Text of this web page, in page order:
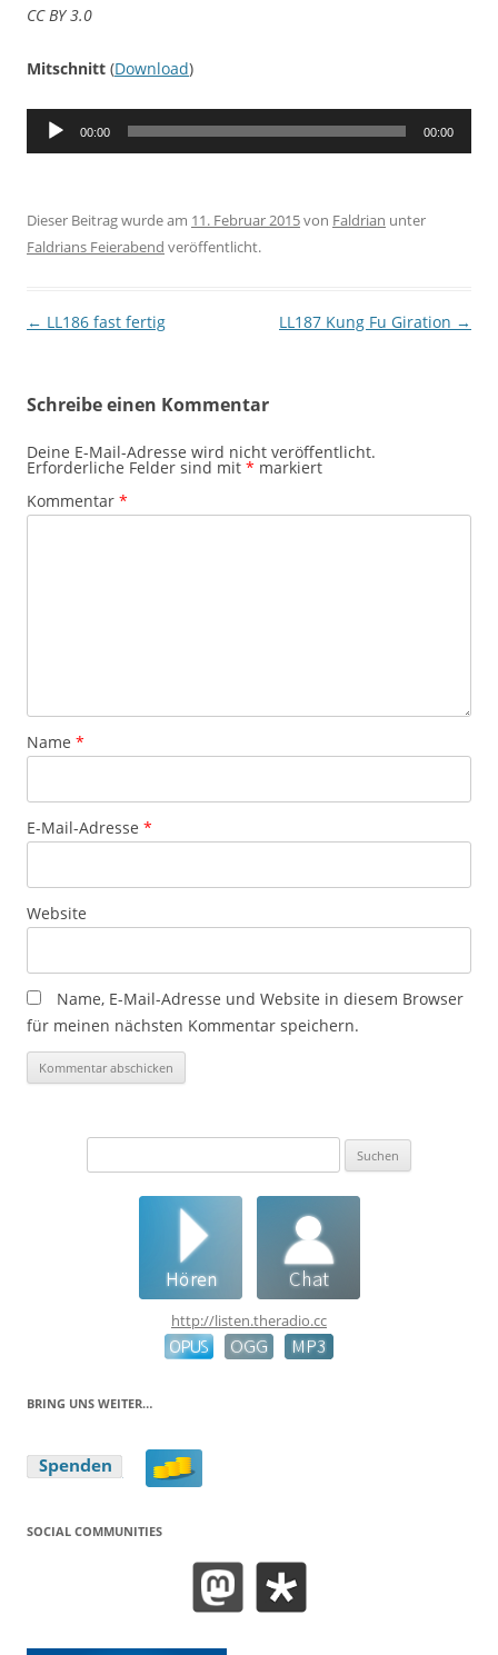
CC BY 3.0
Mitschnitt (Download)
Audio-
00:00 00:00
Dieser Beitrag wurde am 11. Februar 2015von Faldrian unter
Faldrians Feierabend veröffentlicht.
Beitragsnavigation
← LL186 fast fertig LL187 Kung Fu Giration →
Schreibe einen Kommentar
Deine E-Mail-Adresse wird nicht veröffentlicht.
Erforderliche Felder sind mit * markiert
Kommentar *
Name *
E-Mail-Adresse *
Website
Name, E-Mail-Adresse und Website in diesem Browser
für meinen nächsten Kommentar speichern.
http://listen.theradio.cc
BRING UNS WEITER…
SOCIAL COMMUNITIES